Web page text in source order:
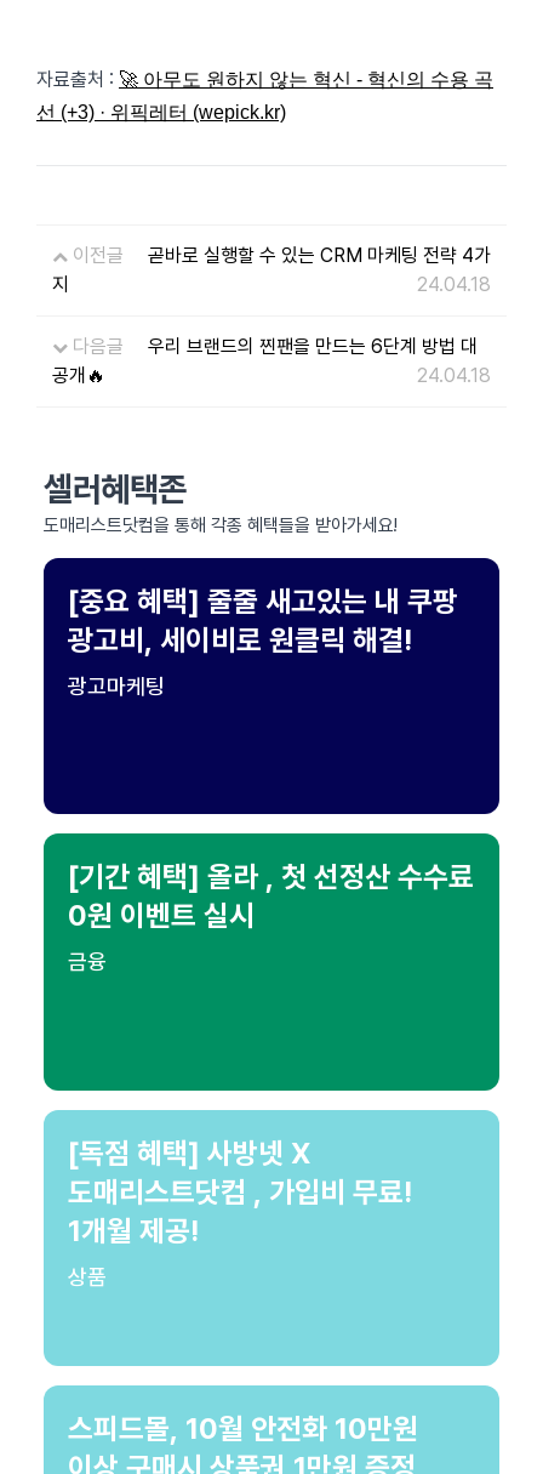
자료출처 : 🚀 아무도 원하지 않는 혁신 - 혁신의 수용 곡
선 (+3) · 위픽레터 (wepick.kr)
이전글
곧바로 실행할 수 있는 CRM 마케팅 전략 4가
지
24.04.18
다음글
우리 브랜드의 찐팬을 만드는 6단계 방법 대
공개🔥
24.04.18
셀러혜택존
도매리스트닷컴을 통해 각종 혜택들을 받아가세요!
[중요 혜택] 줄줄 새고있는 내 쿠팡
광고비, 세이비로 원클릭 해결!
광고마케팅
[기간 혜택] 올라 , 첫 선정산 수수료
0원 이벤트 실시
금융
[독점 혜택] 사방넷 X
도매리스트닷컴 , 가입비 무료!
1개월 제공!
상품
스피드몰, 10월 안전화 10만원